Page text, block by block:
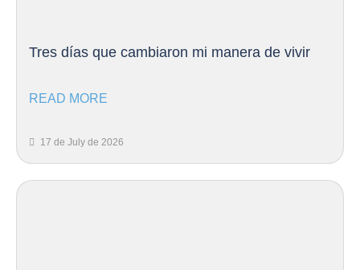
Tres días que cambiaron mi manera de vivir
READ MORE
17 de July de 2026